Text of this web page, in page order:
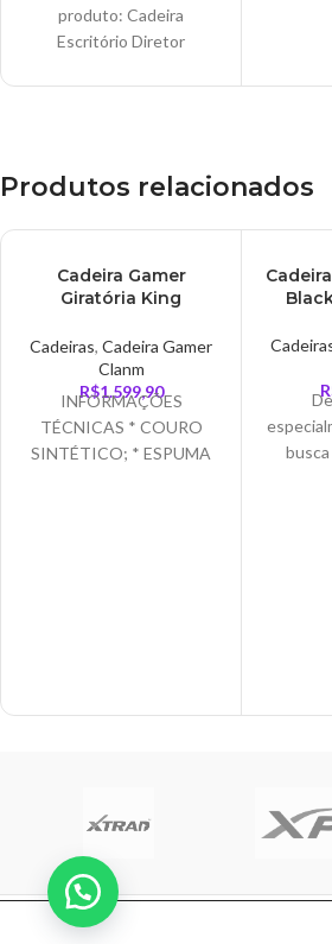
produto: Cadeira
Escritório Diretor
Modelo: Diretor
Revestimento: Tela Mesh
Estrutura: Metálica
com
Produtos relacionados
ESGOCadeira Gamer
Giratória King
Cadeiras,Cadeira Gamer
Clanm
R$1.599,90
INFORMAÇÕES
TÉCNICAS * COURO
SINTÉTICO; * ESPUMA
ESGO
TADO
C A Informatica